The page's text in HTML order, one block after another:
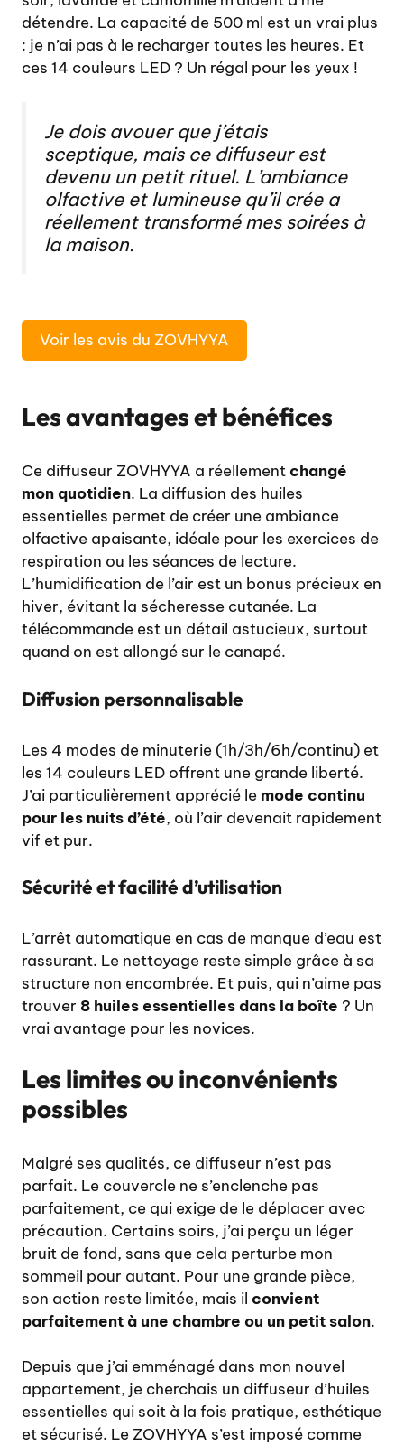
détendre. La capacité de 500 ml est un vrai plus
: je n’ai pas à le recharger toutes les heures. Et
ces 14 couleurs LED ? Un régal pour les yeux !
Je dois avouer que j’étais
sceptique, mais ce diffuseur est
devenu un petit rituel. L’ambiance
olfactive et lumineuse qu’il crée a
réellement transformé mes soirées à
la maison.
Voir les avis du ZOVHYYA
Les avantages et bénéfices
Ce diffuseur ZOVHYYA a réellementchangé
mon quotidien. La diffusion des huiles
essentielles permet de créer une ambiance
olfactive apaisante, idéale pour les exercices de
respiration ou les séances de lecture.
L’humidification de l’air est un bonus précieux en
hiver, évitant la sécheresse cutanée. La
télécommande est un détail astucieux, surtout
quand on est allongé sur le canapé.
Diffusion personnalisable
Les 4 modes de minuterie (1h/3h/6h/continu) et
les 14 couleurs LED offrent une grande liberté.
J’ai particulièrement apprécié le mode continu
pour les nuits d’été, où l’air devenait rapidement
vif et pur.
Sécurité et facilité d’utilisation
L’arrêt automatique en cas de manque d’eau est
rassurant. Le nettoyage reste simple grâce à sa
structure non encombrée. Et puis, qui n’aime pas
trouver 8 huiles essentielles dans la boîte ? Un
vrai avantage pour les novices.
Les limites ou inconvénients
possibles
Malgré ses qualités, ce diffuseur n’est pas
parfait. Le couvercle ne s’enclenche pas
parfaitement, ce qui exige de le déplacer avec
précaution. Certains soirs, j’ai perçu un léger
bruit de fond, sans que cela perturbe mon
sommeil pour autant. Pour une grande pièce,
son action reste limitée, mais il convient
parfaitement à une chambre ou un petit salon.
Depuis que j’ai emménagé dans mon nouvel
appartement, je cherchais un diffuseur d’huiles
essentielles qui soit à la fois pratique, esthétique
et sécurisé. Le ZOVHYYA s’est imposé comme